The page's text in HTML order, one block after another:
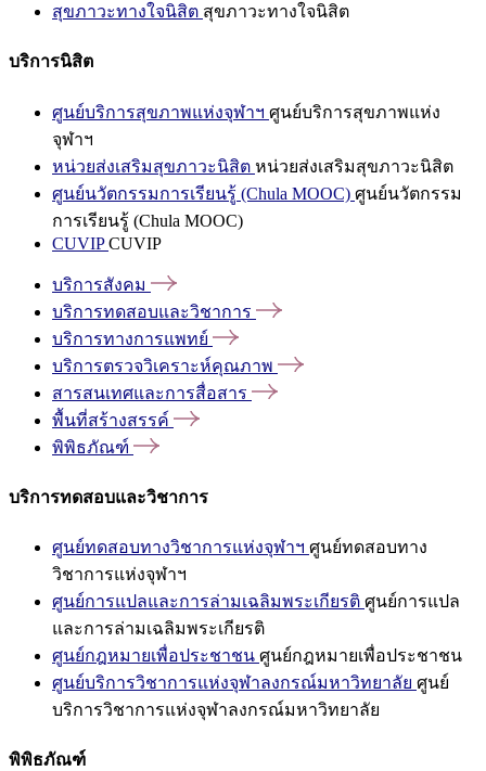
สุขภาวะทางใจนิสิต สุขภาวะทางใจนิสิต
บริการนิสิต
ศูนย์บริการสุขภาพแห่งจุฬาฯ ศูนย์บริการสุขภาพแห่ง
จุฬาฯ
หน่วยส่งเสริมสุขภาวะนิสิต หน่วยส่งเสริมสุขภาวะนิสิต
ศูนย์นวัตกรรมการเรียนรู้ (Chula MOOC) ศูนย์นวัตกรรม
การเรียนรู้ (Chula MOOC)
CUVIPCUVIP
บริการสังคม
บริการทดสอบและวิชาการ
บริการทางการแพทย์
บริการตรวจวิเคราะห์คุณภาพ
สารสนเทศและการสื่อสาร
พื้นที่สร้างสรรค์
พิพิธภัณฑ์
บริการทดสอบและวิชาการ
ศูนย์ทดสอบทางวิชาการแห่งจุฬาฯ ศูนย์ทดสอบทาง
วิชาการแห่งจุฬาฯ
ศูนย์การแปลและการล่ามเฉลิมพระเกียรติ ศูนย์การแปล
และการล่ามเฉลิมพระเกียรติ
ศูนย์กฎหมายเพื่อประชาชน ศูนย์กฎหมายเพื่อประชาชน
ศูนย์บริการวิชาการแห่งจุฬาลงกรณ์มหาวิทยาลัย ศูนย์
บริการวิชาการแห่งจุฬาลงกรณ์มหาวิทยาลัย
พิพิธภัณฑ์